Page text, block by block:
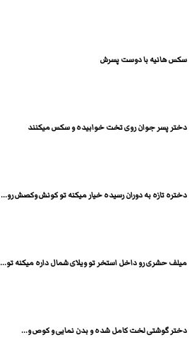
سکس هانیه با دوست پسرش
دختر پسر جوان روی تخت خوابیده و سكس میكنند
دختره تازه به دوران رسیده خیار میکنه تو کونش وکصش رو...
میلف حشری رو داخل استخر تو ویلای شمال داره میکنه تو...
دختر گوشتی لخت کامل شده و بدن نمایی و کوص و...